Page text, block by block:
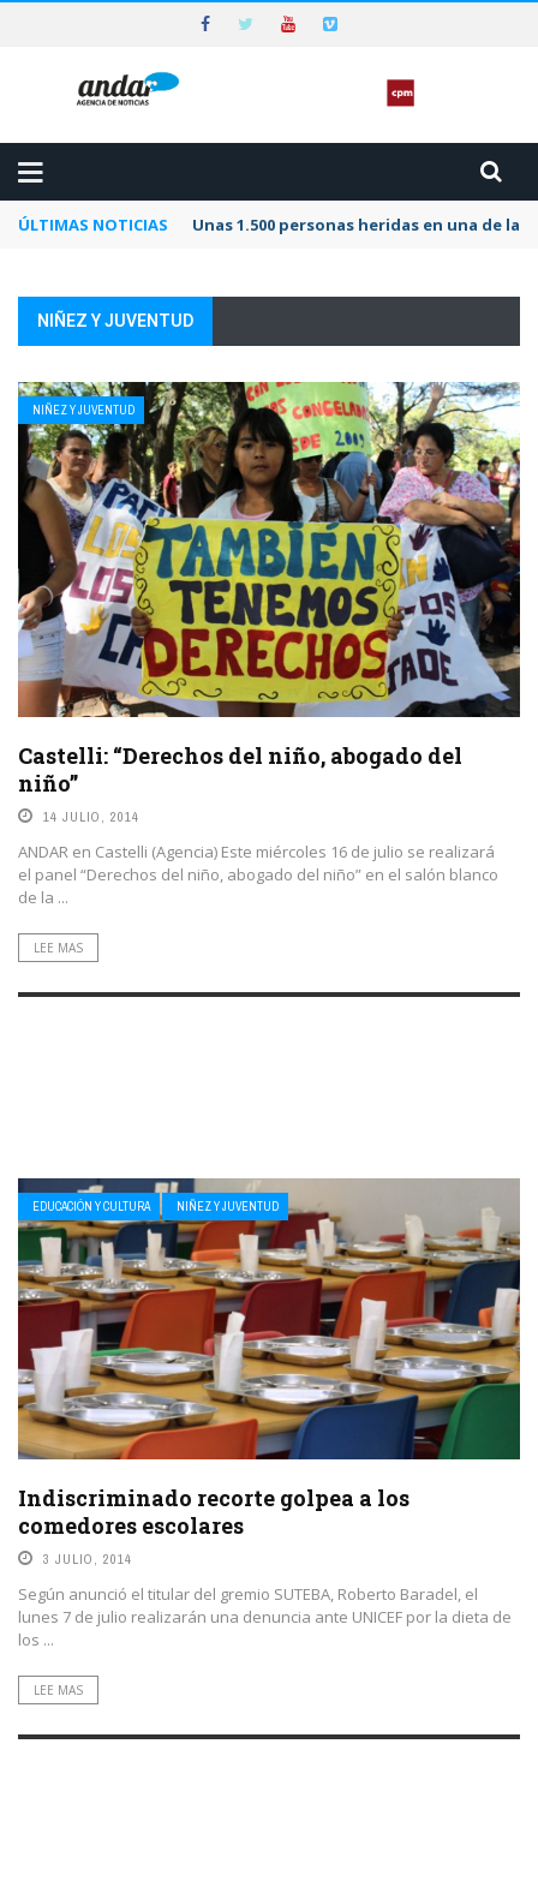
ÚLTIMAS NOTICIAS Unas 1.500 personas heridas en una de
NIÑEZ Y JUVENTUD
NIÑEZ Y JUVENTUD
Castelli: “Derechos del niño, abogado del
niño”
14 JULIO, 2014
ANDAR en Castelli (Agencia) Este miércoles 16 de julio se realizará
el panel “Derechos del niño, abogado del niño” en el salón blanco
de la ...
LEE MAS
EDUCACIÓN Y CULTURA NIÑEZ Y JUVENTUD
Indiscriminado recorte golpea a los
comedores escolares
3 JULIO, 2014
Según anunció el titular del gremio SUTEBA, Roberto Baradel, el
lunes 7 de julio realizarán una denuncia ante UNICEF por la dieta de
los ...
LEE MAS